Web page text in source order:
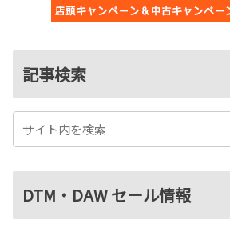
記事検索
DTM・DAW セール情報